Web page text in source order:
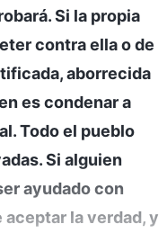
Si la propia
contra ella o de
aborrecida
es condenar a
Todo el pueblo
Si alguien
ayudado con
la verdad, y